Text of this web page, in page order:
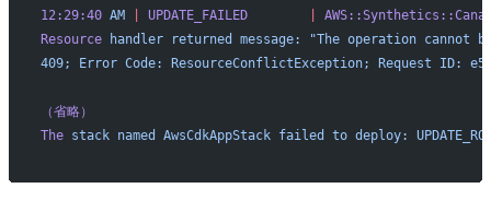
12:29:40 AM | UPDATE_FAILED
        |
Resource handler returned message:
"The operation cannot
409; Error Code: ResourceConflictException; Request ID:
（省略）
The stack named AwsCdkAppStack failed to deploy: